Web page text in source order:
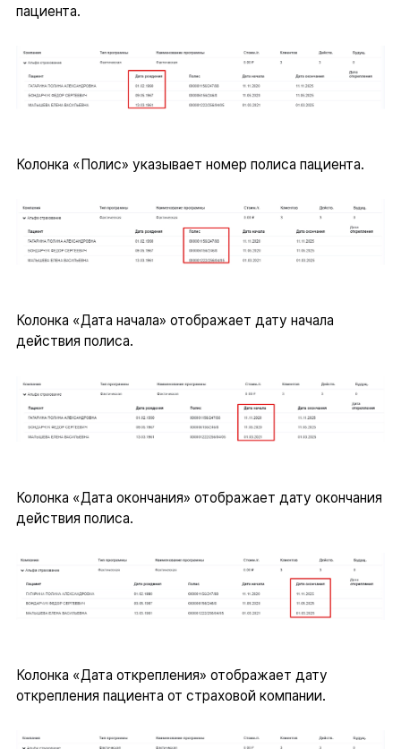
пациента.
Колонка «Полис» указывает номер полиса пациента.
Колонка «Дата начала» отображает дату начала
действия полиса.
Колонка «Дата окончания» отображает дату окончания
действия полиса.
Колонка «Дата открепления» отображает дату
открепления пациента от страховой компании.